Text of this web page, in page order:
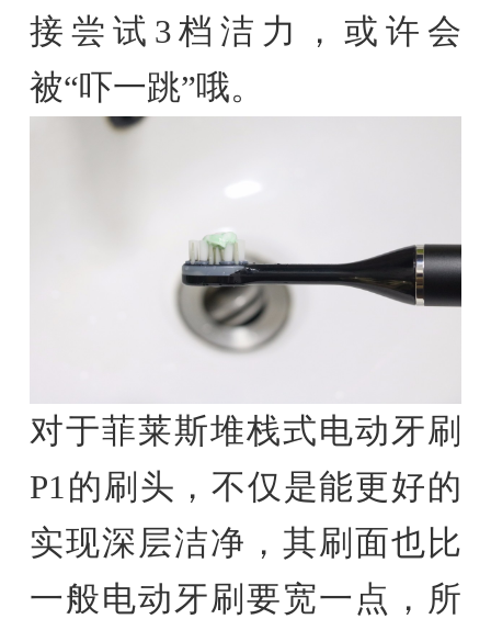
接尝试3档洁力，或许会
被“吓一跳”哦。
对于菲莱斯堆栈式电动牙刷
P1的刷头，不仅是能更好的
实现深层洁净，其刷面也比
一般电动牙刷要宽一点，所